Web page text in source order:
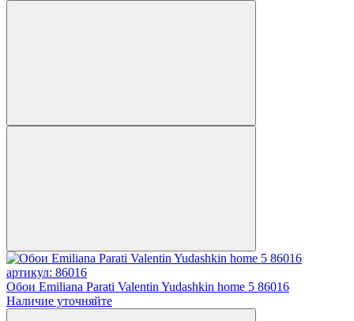
артикул: 86016
Обои Emiliana Parati Valentin Yudashkin home 5 86016
Наличие уточняйте